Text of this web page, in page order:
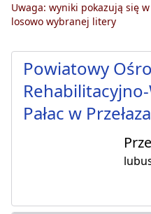
Uwaga: wyniki pokazują się
losowo wybranej litery
Powiatowy
Pałac w